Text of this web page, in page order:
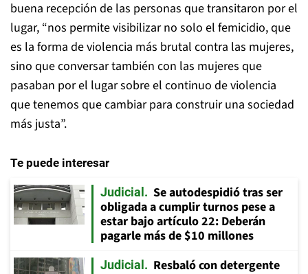
buena recepción de las personas que transitaron por el
lugar, “nos permite visibilizar no solo el femicidio, que
es la forma de violencia más brutal contra las mujeres,
sino que conversar también con las mujeres que
pasaban por el lugar sobre el continuo de violencia
que tenemos que cambiar para construir una sociedad
más justa”.
Te puede interesar
Judicial
Se autodespidió tras ser
obligada a cumplir turnos pese a
estar bajo artículo 22: Deberán
pagarle más de $10 millones
Judicial
Resbaló con detergente